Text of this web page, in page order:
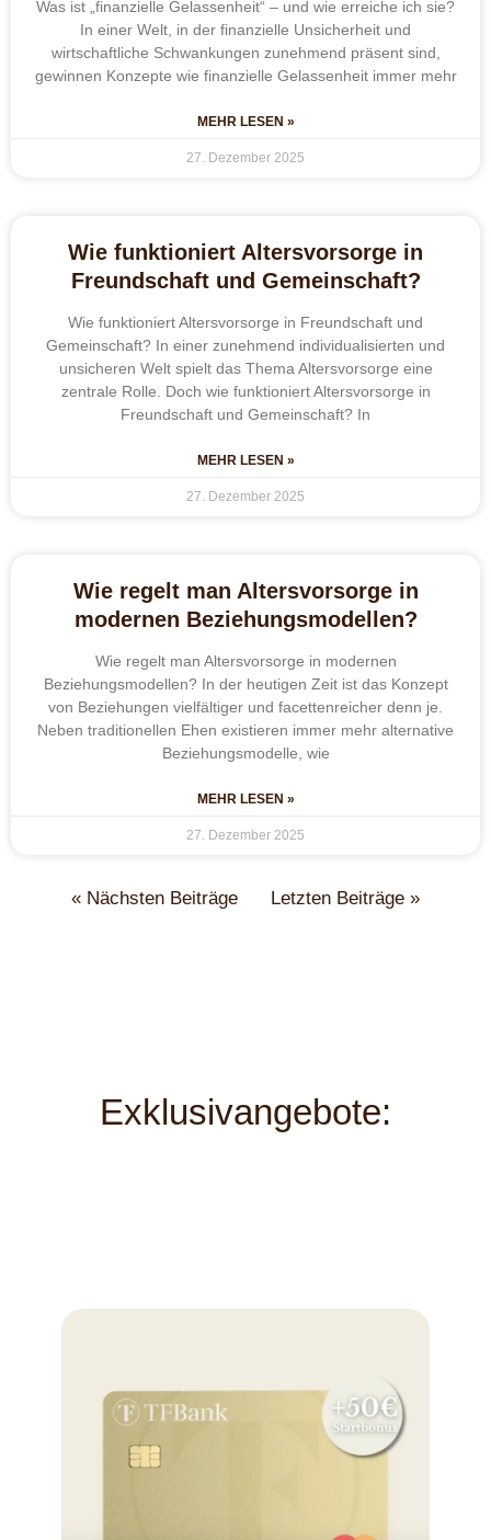
Was ist „finanzielle Gelassenheit“ – und wie erreiche ich sie?
In einer Welt, in der finanzielle Unsicherheit und
wirtschaftliche Schwankungen zunehmend präsent sind,
gewinnen Konzepte wie finanzielle Gelassenheit immer mehr
MEHR LESEN »
27. Dezember 2025
Wie funktioniert Altersvorsorge in
Freundschaft und Gemeinschaft?
Wie funktioniert Altersvorsorge in Freundschaft und
Gemeinschaft? In einer zunehmend individualisierten und
unsicheren Welt spielt das Thema Altersvorsorge eine
zentrale Rolle. Doch wie funktioniert Altersvorsorge in
Freundschaft und Gemeinschaft? In
MEHR LESEN »
27. Dezember 2025
Wie regelt man Altersvorsorge in
modernen Beziehungsmodellen?
Wie regelt man Altersvorsorge in modernen
Beziehungsmodellen? In der heutigen Zeit ist das Konzept
von Beziehungen vielfältiger und facettenreicher denn je.
Neben traditionellen Ehen existieren immer mehr alternative
Beziehungsmodelle, wie
MEHR LESEN »
27. Dezember 2025
« Nächsten Beiträge Letzten Beiträge »
Exklusivangebote: